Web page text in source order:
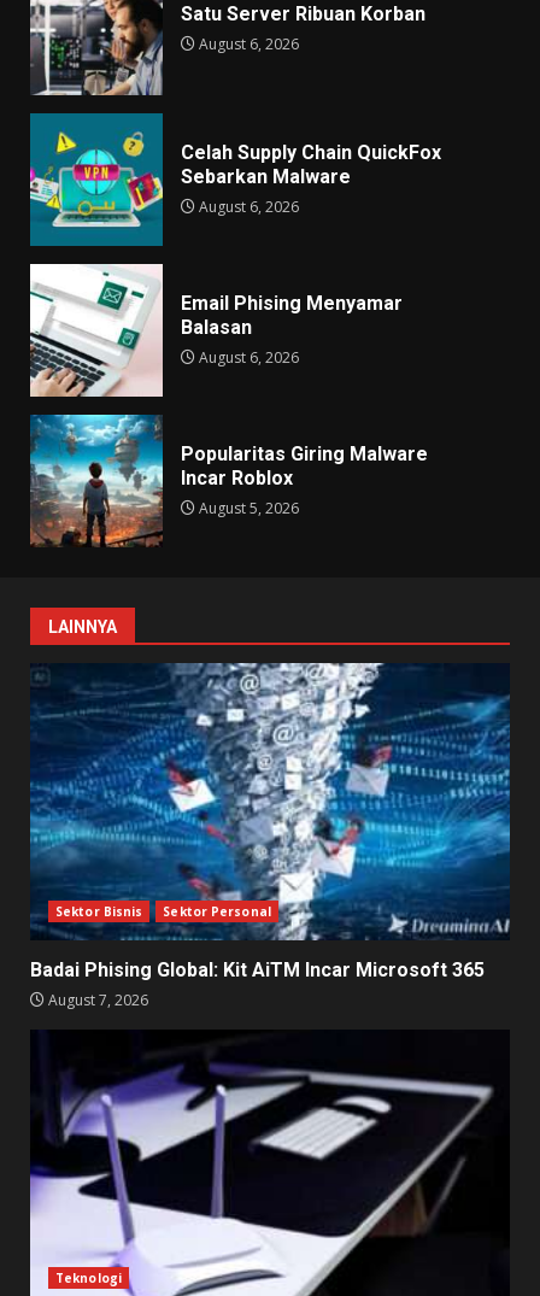
Satu Server Ribuan Korban
August 6, 2026
Celah Supply Chain QuickFox
Sebarkan Malware
August 6, 2026
Email Phising Menyamar
Balasan
August 6, 2026
Popularitas Giring Malware
Incar Roblox
August 5, 2026
LAINNYA
Sektor Bisnis Sektor Personal
Badai Phising Global: Kit AiTM Incar Microsoft 365
August 7, 2026
Teknologi